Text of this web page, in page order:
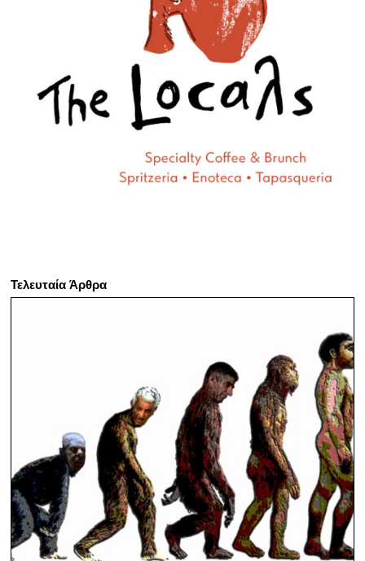
Τελευταία Άρθρα